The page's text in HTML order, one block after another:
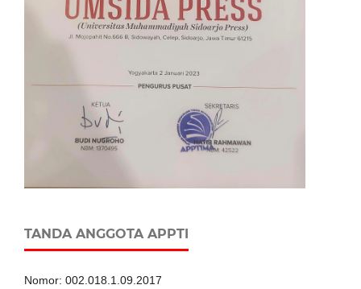
TANDA ANGGOTA APPTI
Nomor: 002.018.1.09.2017